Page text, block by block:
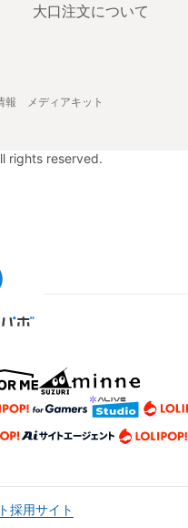
大口注文について
報 メディアキット
rights reserved.
採用サイト